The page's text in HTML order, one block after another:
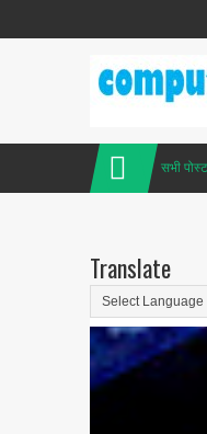
सभी
Translate